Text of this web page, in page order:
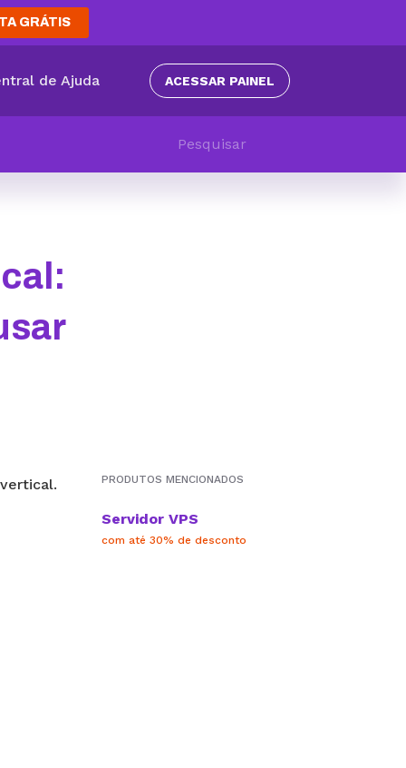
GRÁTIS
de Ajuda ACESSAR PAINEL
PRODUTOS MENCIONADOS
Servidor VPS
com até 30% de desconto